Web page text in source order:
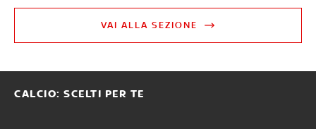
VAI ALLA SEZIONE
CALCIO: SCELTI PER TE